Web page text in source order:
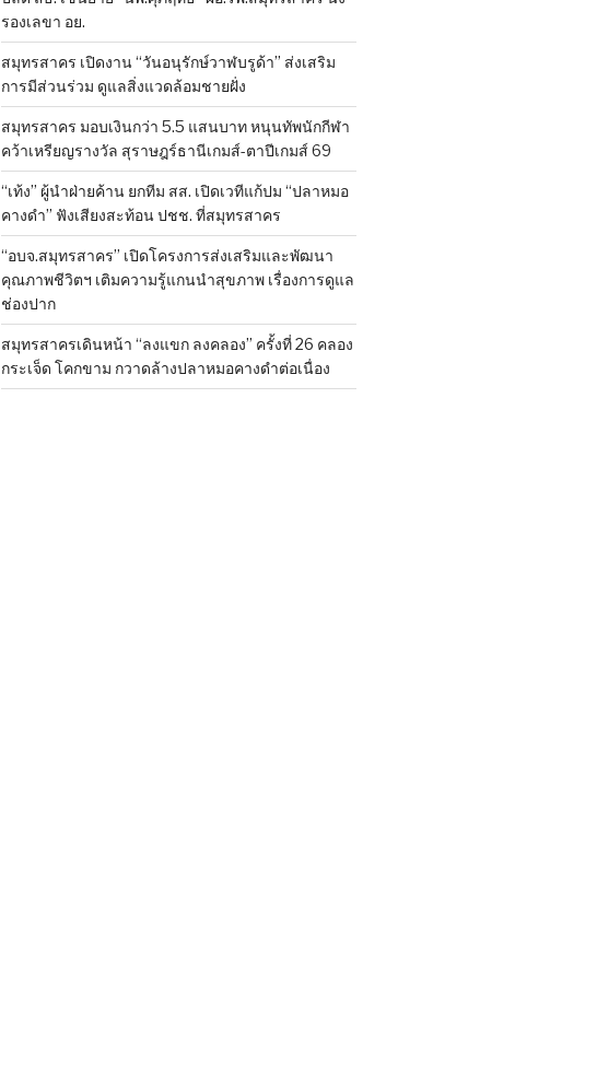
รองเลขา อย.
สมุทรสาคร เปิดงาน “วันอนุรักษ์วาฬบรูด้า” ส่งเสริม
การมีส่วนร่วม ดูแลสิ่งแวดล้อมชายฝั่ง
สมุทรสาคร มอบเงินกว่า 5.5 แสนบาท หนุนทัพนักกีฬา
คว้าเหรียญรางวัล สุราษฎร์ธานีเกมส์-ตาปีเกมส์ 69
“เท้ง” ผู้นำฝ่ายค้าน ยกทีม สส. เปิดเวทีแก้ปม “ปลาหมอ
คางดำ” ฟังเสียงสะท้อน ปชช. ที่สมุทรสาคร
“อบจ.สมุทรสาคร” เปิดโครงการส่งเสริมและพัฒนา
คุณภาพชีวิตฯ เติมความรู้แกนนำสุขภาพ เรื่องการดูแล
ช่องปาก
สมุทรสาครเดินหน้า “ลงแขก ลงคลอง” ครั้งที่ 26 คลอง
กระเจ็ด โคกขาม กวาดล้างปลาหมอคางดำต่อเนื่อง